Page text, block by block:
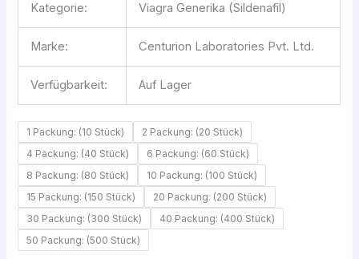
Kategorie: Viagra Generika (Sildenafil)
Marke: Centurion Laboratories Pvt. Ltd.
Verfügbarkeit: Auf Lager
1 Packung: (10 Stück)
2 Packung: (20 Stück)
4 Packung: (40 Stück)
6 Packung: (60 Stück)
8 Packung: (80 Stück)
10 Packung: (100 Stück)
15 Packung: (150 Stück)
20 Packung: (200 Stück)
30 Packung: (300 Stück)
40 Packung: (400 Stück)
50 Packung: (500 Stück)